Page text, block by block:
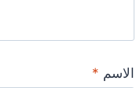
الاسم *